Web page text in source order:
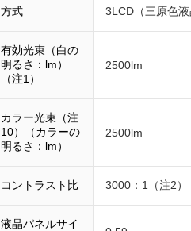
方式 3LCD（三原色液
有効光束（白の
明るさ：lm）
（注1）
2500lm
カラー光束（注
10）（カラーの
明るさ：lm）
2500lm
コントラスト比 3000：1（注2）
液晶パネルサイ